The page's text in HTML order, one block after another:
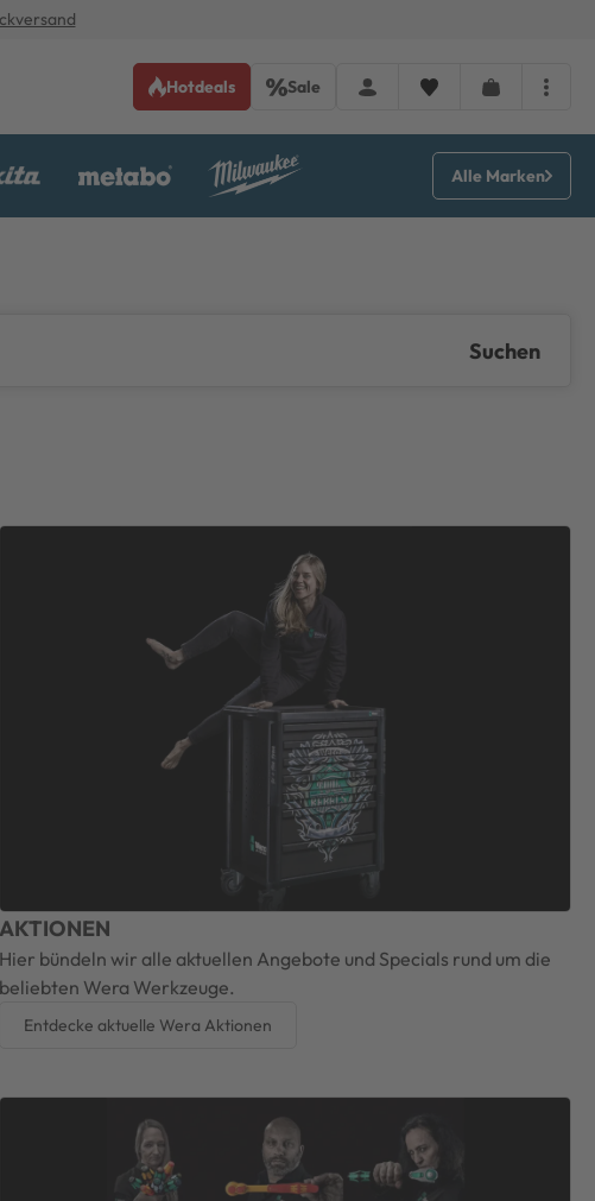
Hotdeals Sale
Alle Marken
Suchen
AKTIONEN
Hier bündeln wir alle aktuellen Angebote und Specials rund um die
beliebten Wera Werkzeuge.
Entdecke aktuelle Wera Aktionen